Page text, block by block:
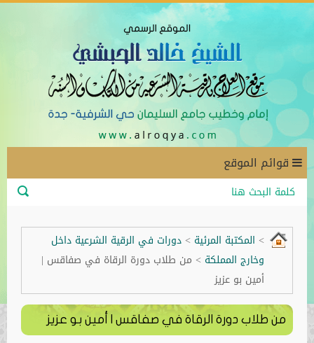
قوائم الموقع
> المكتبة المرئية > دورات في الرقية الشرعية داخل
وخارج المملكة > من طلاب دورة الرقاة في صفاقس |
أمين بو عزيز
من طلاب دورة الرقاة في صفاقس | أمين بو عزيز